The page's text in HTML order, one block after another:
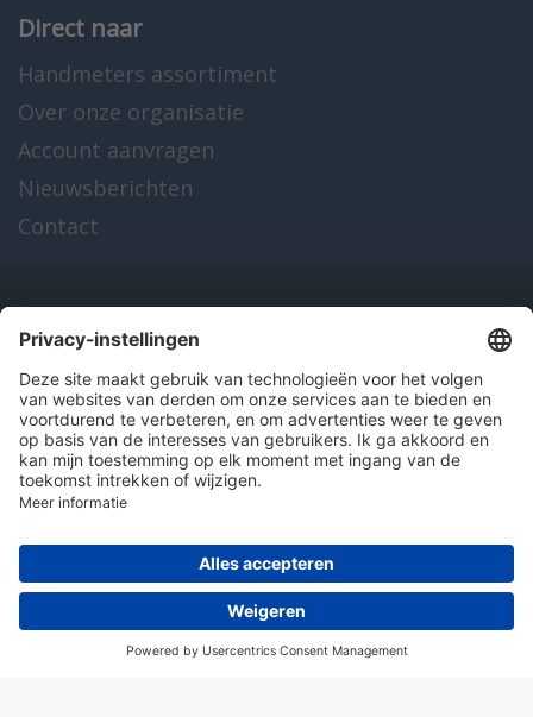
Direct naar
Handmeters assortiment
Over onze organisatie
Account aanvragen
Nieuwsberichten
Contact
Onze producten
en diensten
Over Hitma
Algemene voorwaarden Disclaimer
Colofon
© 2026 Hitma B.V.